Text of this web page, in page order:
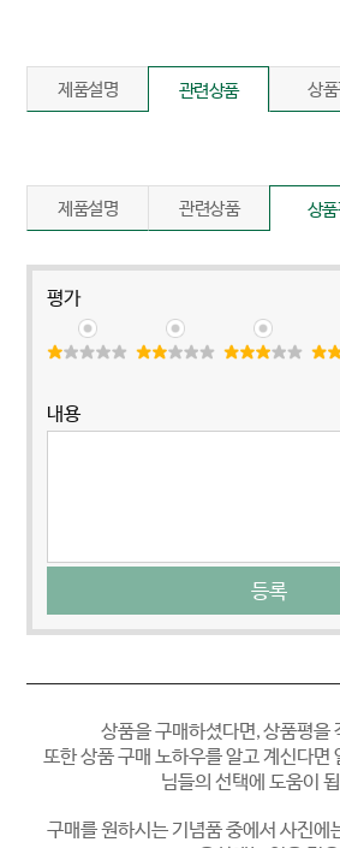
제품설명 관련상품 상
제품설명 관련상품 상
평가
내용
상품을 구매하셨다면, 상품평을
또한 상품 구매 노하우를 알고 계신다면
님들의 선택에 도움이
구매를 원하시는 기념품 중에서 사진에